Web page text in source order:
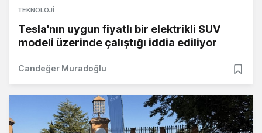
TEKNOLOJI
Tesla'nın uygun fiyatlı bir elektrikli SUV
modeli üzerinde çalıştığı iddia ediliyor
Candeğer Muradoğlu